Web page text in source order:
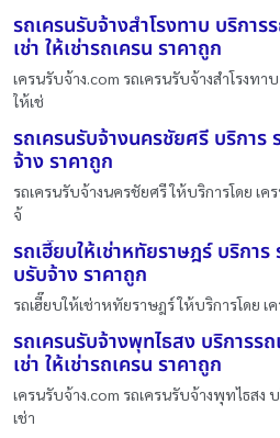
รถเครนรับจ้างสำโรงทาบ บริการ
เช่า ให้เช่ารถเครน ราคาถูก
เครนรับจ้าง.com รถเครนรับจ้างสำโรงทา
ให้เช่
รถเครนรับจ้างนครชัยศรี บริการ
จ้าง ราคาถูก
รถเครนรับจ้างนครชัยศรี ให้บริการโดย เค
จ้
รถเฮี๊ยบให้เช่าหทัยราษฎร์ บริการ
บรับจ้าง ราคาถูก
รถเฮี๊ยบให้เช่าหทัยราษฎร์ ให้บริการโดย เ
รถเครนรับจ้างพุทไธสง บริการร
เช่า ให้เช่ารถเครน ราคาถูก
เครนรับจ้าง.com รถเครนรับจ้างพุทไธสง
เช่า